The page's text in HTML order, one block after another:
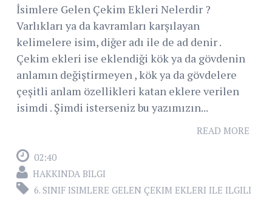
İsimlere Gelen Çekim Ekleri Nelerdir ?
Varlıkları ya da kavramları karşılayan
kelimelere isim, diğer adı ile de ad denir .
Çekim ekleri ise eklendiği kök ya da gövdenin
anlamın değiştirmeyen , kök ya da gövdelere
çeşitli anlam özellikleri katan eklere verilen
isimdi . Şimdi isterseniz bu yazımızın...
READ MORE
02:40
HAKKINDA BILGI
6. SINIF ISIMLERE GELEN ÇEKIM EKLERI ILE ILGILI